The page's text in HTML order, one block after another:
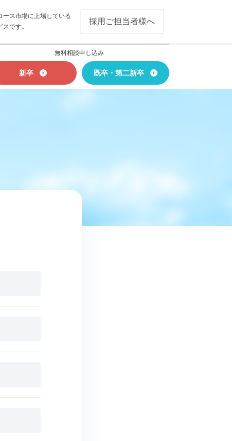
ース市場に上場している
です。
採用ご担当者様へ
無料相談申し込み
新卒 既卒・第二新卒